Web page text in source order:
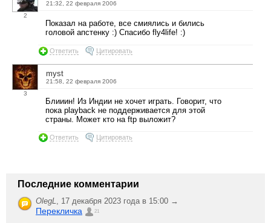
2
21:32, 22 февраля 2006
Показал на работе, все смиялись и бились
головой апстенку :) Спасибо fly4life! :)
Ответить Цитировать
3
myst
21:58, 22 февраля 2006
Блииин! Из Индии не хочет играть. Говорит, что
пока playback не поддерживается для этой
страны. Может кто на ftp выложит?
Ответить Цитировать
Последние комментарии
OlegL, 17 декабря 2023 года в 15:00 →
Перекличка 21